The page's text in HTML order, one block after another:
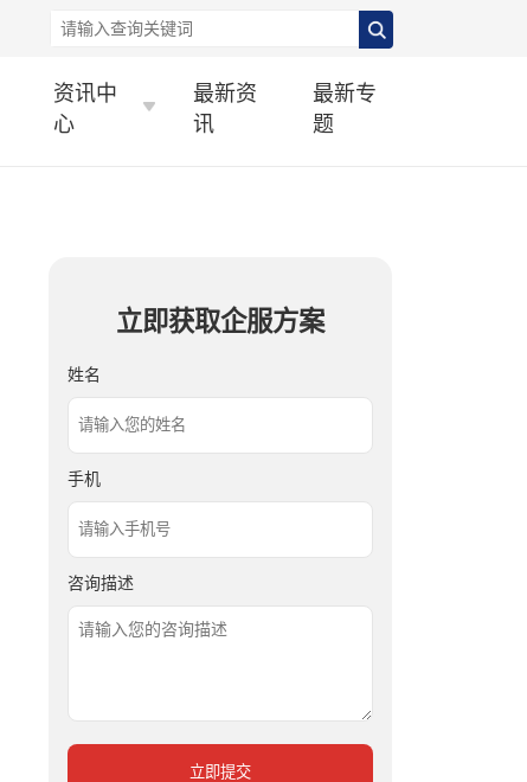
资讯中
心
最新资
讯
最新专
题
立即获取企服方案
姓名
手机
咨询描述
立即提交